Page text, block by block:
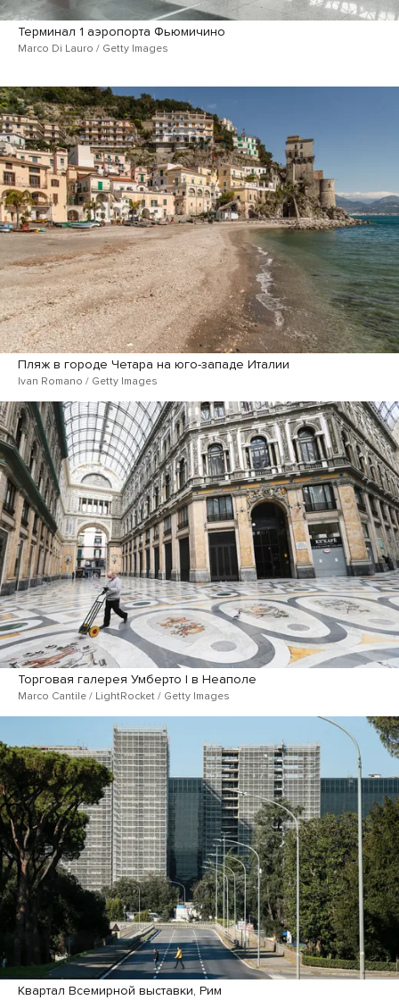
Терминал 1 аэропорта Фьюмичино
Marco Di Lauro / Getty Images
Пляж в городе Четара на юго-западе Италии
Ivan Romano / Getty Images
Торговая галерея Умберто I в Неаполе
Marco Cantile / LightRocket / Getty Images
Квартал Всемирной выставки, Рим